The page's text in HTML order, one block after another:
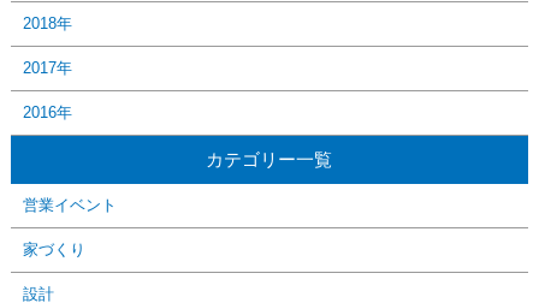
2018年
2017年
2016年
カテゴリー一覧
営業イベント
家づくり
設計